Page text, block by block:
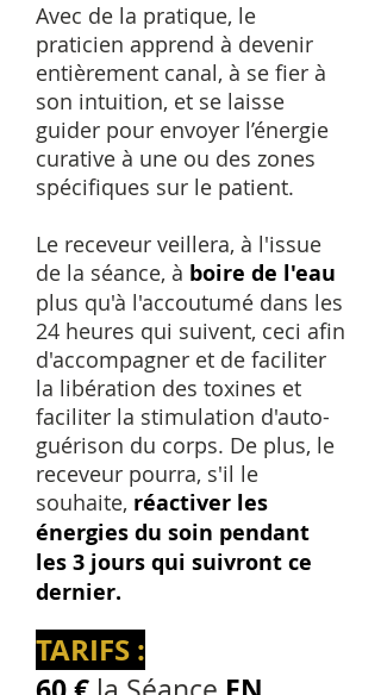
Avec de la pratique, le
praticien apprend à devenir
entièrement canal, à se fier à
son intuition, et se laisse
guider pour envoyer l’énergie
curative à une ou des zones
spécifiques sur le patient.
Le receveur veillera, à l'issue
de la séance, à boire de l'eau
plus qu'à l'accoutumé dans les
24 heures qui suivent, ceci afin
d'accompagner et de faciliter
la libération des toxines et
faciliter la stimulation d'auto-
guérison du corps. De plus, le
receveur pourra, s'il le
souhaite, réactiver les
énergies du soin pendant
les 3 jours qui suivront ce
dernier.
TARIFS :